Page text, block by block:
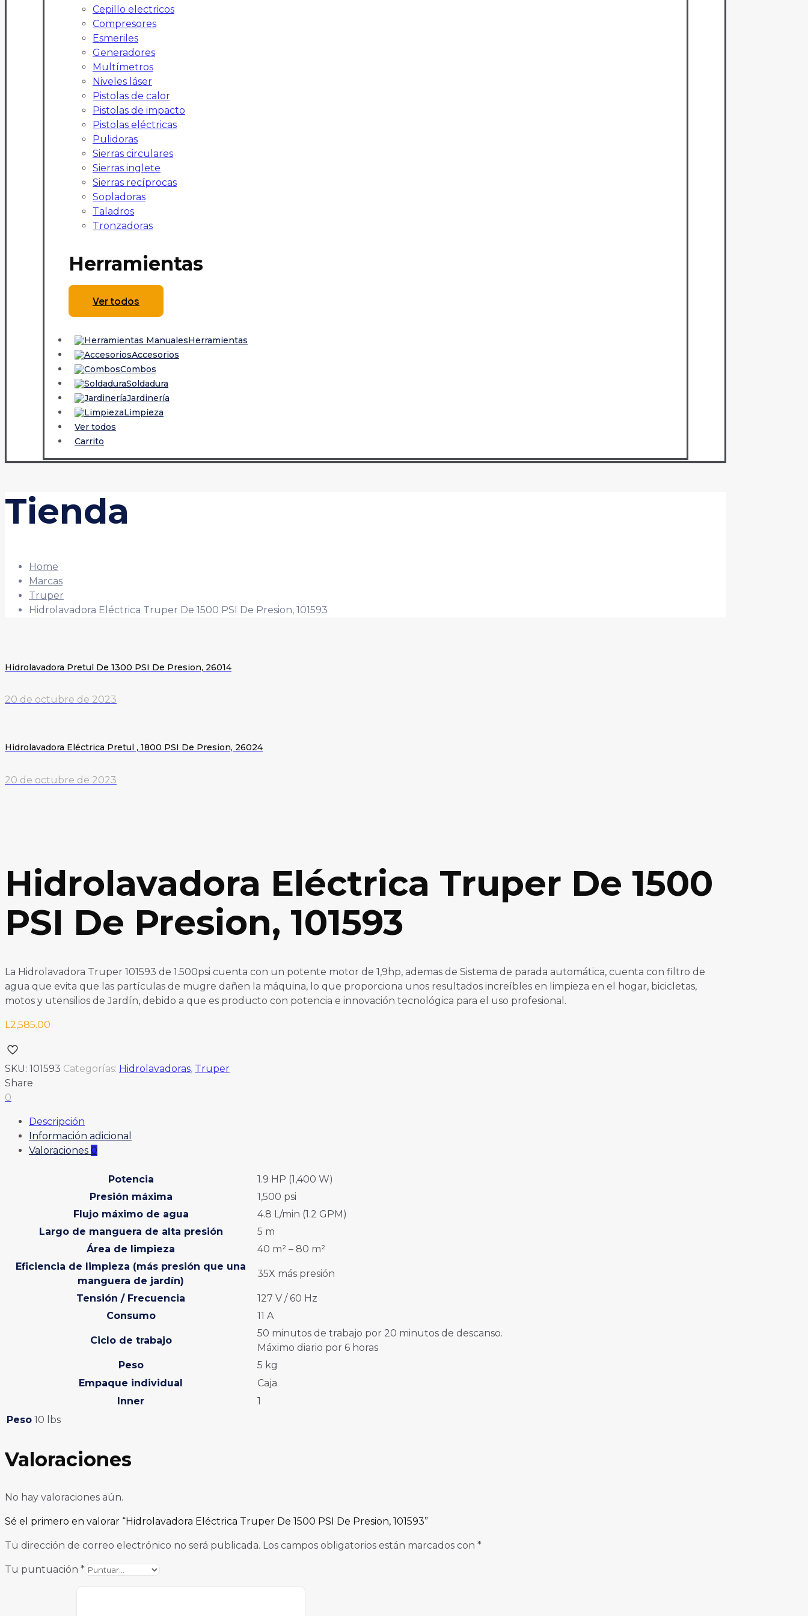
Cepillo electricos
Compresores
Esmeriles
Generadores
Multímetros
Niveles láser
Pistolas de calor
Pistolas de impacto
Pistolas eléctricas
Pulidoras
Sierras circulares
Sierras inglete
Sierras recíprocas
Sopladoras
Taladros
Tronzadoras
Herramientas
Ver todos
Herramientas
Accesorios
Combos
Soldadura
Jardinería
Limpieza
Ver todos
Carrito
Tienda
Home
Marcas
Truper
Hidrolavadora Eléctrica Truper De 1500 PSI De Presion, 101593
Hidrolavadora Pretul De 1300 PSI De Presion, 26014
20 de octubre de 2023
Hidrolavadora Eléctrica Pretul , 1800 PSI De Presion, 26024
20 de octubre de 2023
Hidrolavadora Eléctrica Truper De 1500
PSI De Presion, 101593
La Hidrolavadora Truper 101593 de 1.500psi cuenta con un potente motor de 1,9hp, ademas de Sistema de parada automática, cuenta con filtro de
agua que evita que las partículas de mugre dañen la máquina, lo que proporciona unos resultados increíbles en limpieza en el hogar, bicicletas,
motos y utensilios de Jardín, debido a que es producto con potencia e innovación tecnológica para el uso profesional.
L2,585.00
SKU: 101593 Categorías: Hidrolavadoras, Truper
Share
0
Descripción
Información adicional
Valoraciones 0
Potencia
1.9 HP (1,400 W)
Presión máxima
1,500 psi
Flujo máximo de agua
4.8 L/min (1.2 GPM)
Largo de manguera de alta presión
5 m
Área de limpieza
40 m² – 80 m²
Eficiencia de limpieza (más presión que una
manguera de jardín)
35X más presión
Tensión / Frecuencia
127 V / 60 Hz
Consumo
11 A
Ciclo de trabajo
50 minutos de trabajo por 20 minutos de descanso.
Máximo diario por 6 horas
Peso
5 kg
Empaque individual
Caja
Inner
1
Peso 10 lbs
Valoraciones
No hay valoraciones aún.
Sé el primero en valorar “Hidrolavadora Eléctrica Truper De 1500 PSI De Presion, 101593”
Tu dirección de correo electrónico no será publicada. Los campos obligatorios están marcados con *
Tu puntuación *